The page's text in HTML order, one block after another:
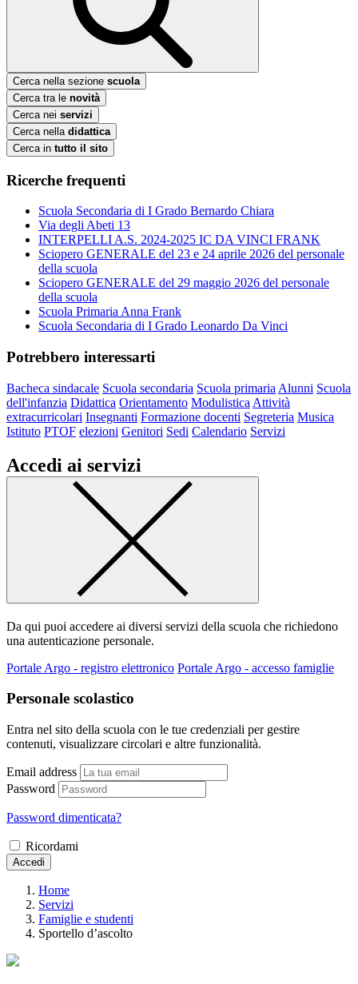
Cerca nella sezione scuola
Cerca tra le novità
Cerca nei servizi
Cerca nella didattica
Cerca in tutto il sito
Ricerche frequenti
Scuola Secondaria di I Grado Bernardo Chiara
Via degli Abeti 13
INTERPELLI A.S. 2024-2025 IC DA VINCI FRANK
Sciopero GENERALE del 23 e 24 aprile 2026 del personale
della scuola
Sciopero GENERALE del 29 maggio 2026 del personale
della scuola
Scuola Primaria Anna Frank
Scuola Secondaria di I Grado Leonardo Da Vinci
Potrebbero interessarti
Bacheca sindacale Scuola secondaria Scuola primaria Alunni Scuola
dell'infanzia Didattica Orientamento Modulistica Attività
extracurricolari Insegnanti Formazione docenti Segreteria Musica
Istituto PTOF elezioni Genitori Sedi Calendario Servizi
Accedi ai servizi
Da qui puoi accedere ai diversi servizi della scuola che richiedono
una autenticazione personale.
Portale Argo - registro elettronico Portale Argo - accesso famiglie
Personale scolastico
Entra nel sito della scuola con le tue credenziali per gestire
contenuti, visualizzare circolari e altre funzionalità.
Email address
Password
Password dimenticata?
Ricordami
Accedi
Home
Servizi
Famiglie e studenti
Sportello d’ascolto